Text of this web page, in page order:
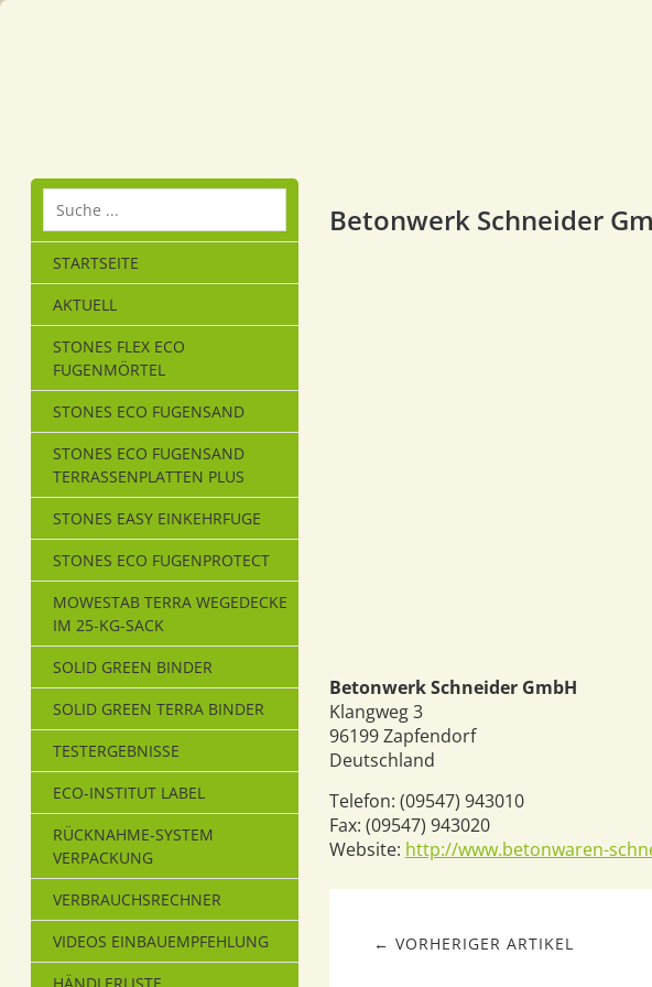
STARTSEITE
AKTUELL
STONES FLEX ECO
FUGENMÖRTEL
STONES ECO FUGENSAND
STONES ECO FUGENSAND
TERRASSENPLATTEN PLUS
STONES EASY EINKEHRFUGE
STONES ECO FUGENPROTECT
MOWESTAB TERRA WEGEDECKE
IM 25-KG-SACK
SOLID GREEN BINDER
SOLID GREEN TERRA BINDER
TESTERGEBNISSE
ECO-INSTITUT LABEL
RÜCKNAHME-SYSTEM
VERPACKUNG
VERBRAUCHSRECHNER
VIDEOS EINBAUEMPFEHLUNG
Betonwerk Schneider
Betonwerk Schneider GmbH
Klangweg 3
96199Zapfendorf
Deutschland
Telefon: (09547) 943010
Fax: (09547) 943020
Website: http://www.betonwaren-
← VORHERIGER ARTIKEL